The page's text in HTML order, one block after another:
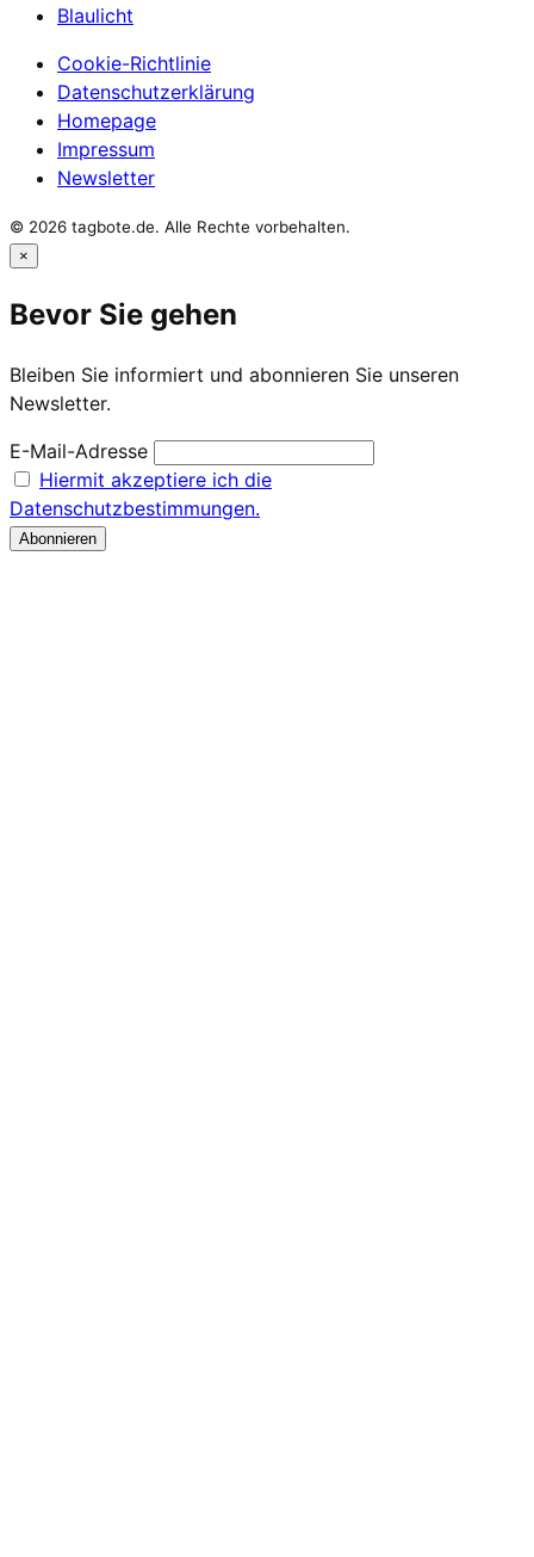
Blaulicht
Cookie-Richtlinie
Datenschutzerklärung
Homepage
Impressum
Newsletter
© 2026 tagbote.de. Alle Rechte vorbehalten.
×
Bevor Sie gehen
Bleiben Sie informiert und abonnieren Sie unseren
Newsletter.
E-Mail-Adresse
Hiermit akzeptiere ich die
Datenschutzbestimmungen.